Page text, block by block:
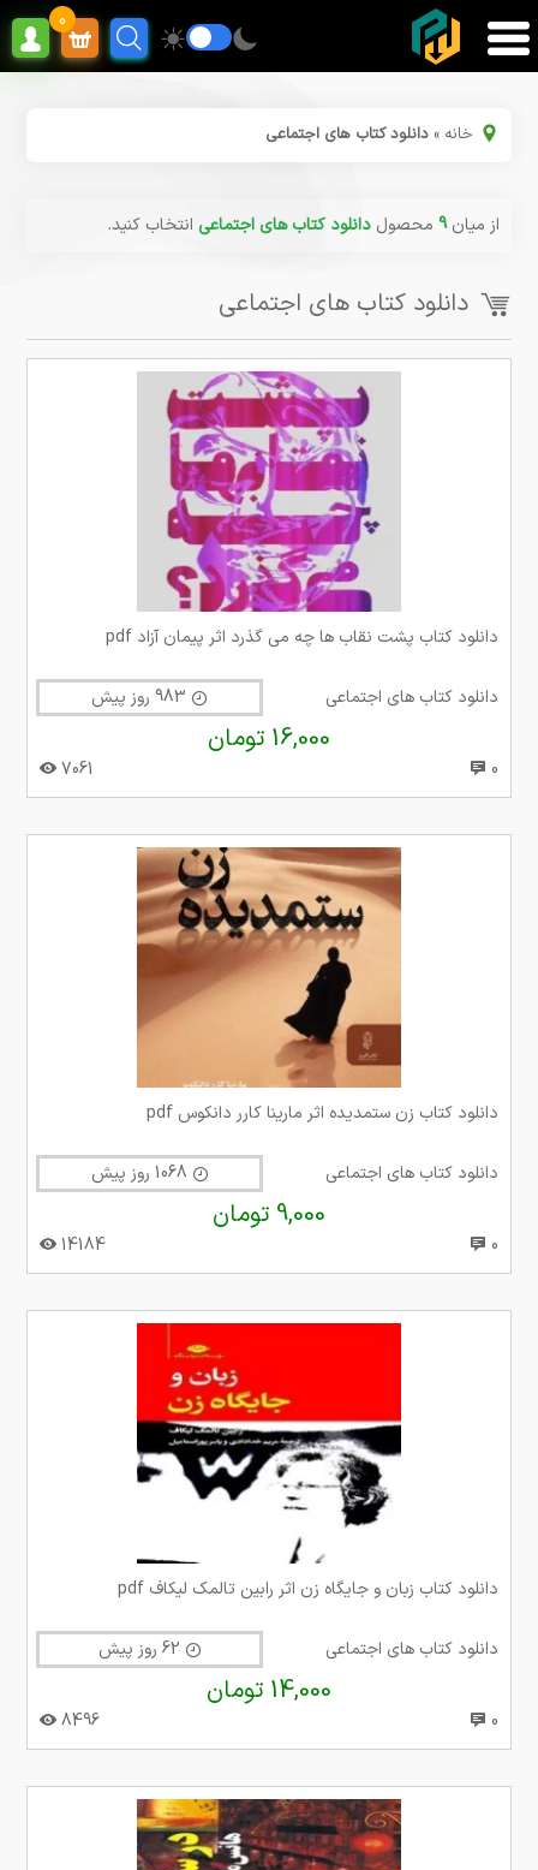
0
خانه »دانلود کتاب های اجتماعی
از میان9 محصولدانلود کتاب های اجتماعی انتخاب کنید.
دانلود کتاب های اجتماعی
دانلود کتاب پشت نقاب ها چه می گذرد اثر پیمان آزاد pdf
دانلود کتاب های اجتماعی
16,000 تومان
0
7061
دانلود کتاب زن ستمدیده اثر مارینا کارر دانکوس pdf
دانلود کتاب های اجتماعی
9,000 تومان
0
14184
دانلود کتاب زبان و جایگاه زن اثر رابین تالمک لیکاف pdf
دانلود کتاب های اجتماعی
14,000 تومان
0
8496